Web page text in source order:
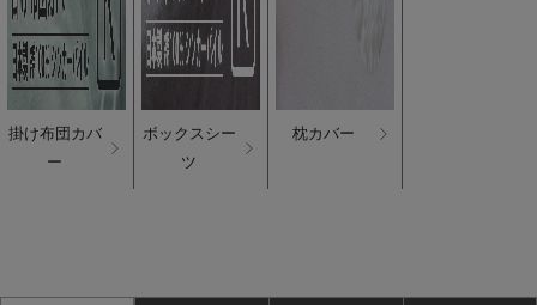
掛け布団カバ
ー
ボックスシー
ツ
枕カバー